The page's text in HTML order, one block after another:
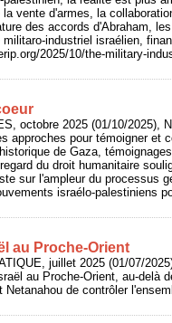
la vente d'armes, la
des accords d'Abraham,
industriel israélien,
2025/10/the-military-
octobre 2025 (01/10/2025),
approches pour témoigner et
de Gaza,
du droit humanitaire
sur l'ampleur du processus
israélo-palestiniens
au Proche-Orient
juillet 2025 (01/07/
au Proche-Orient, au-
Netanahou de contrôler